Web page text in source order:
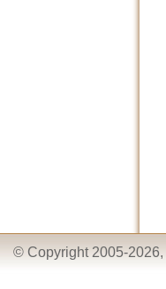
© Copyright 2005-2026,